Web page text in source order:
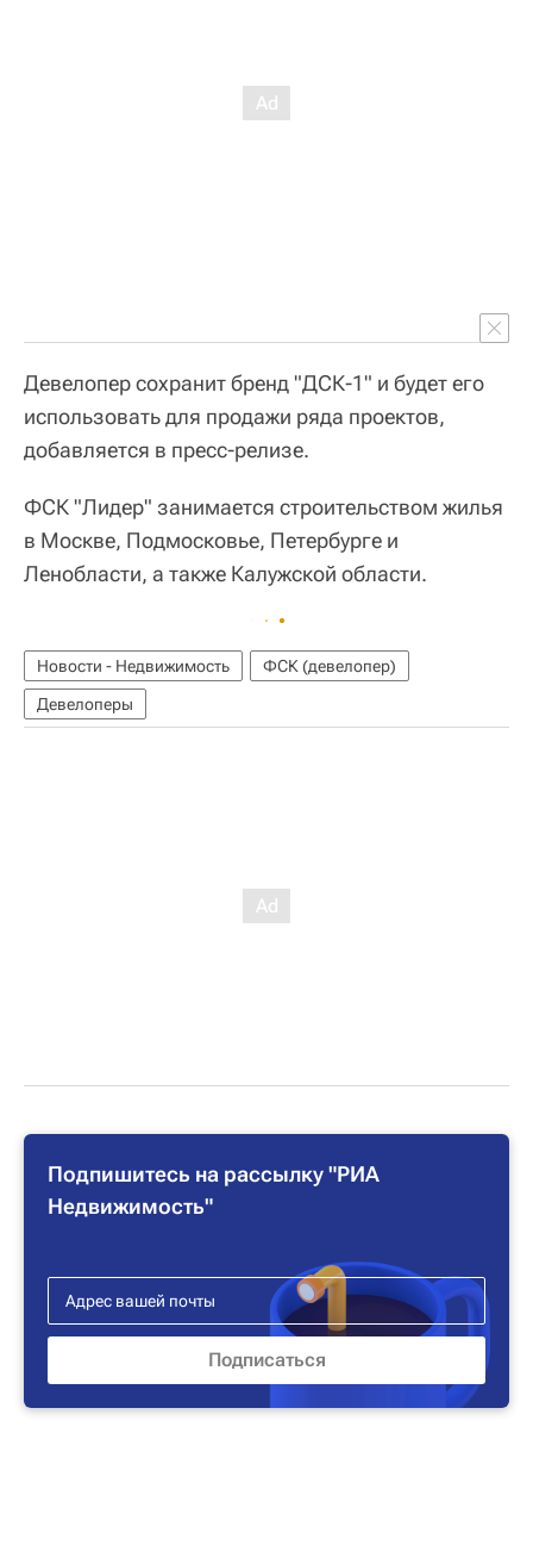
Девелопер сохранит бренд "ДСК-1" и будет его
использовать для продажи ряда проектов,
добавляется в пресс-релизе.
ФСК "Лидер" занимается строительством жилья
в Москве, Подмосковье, Петербурге и
Ленобласти, а также Калужской области.
Новости - Недвижимость
ФСК (девелопер)
Девелоперы
Подпишитесь на рассылку "РИА
Недвижимость"